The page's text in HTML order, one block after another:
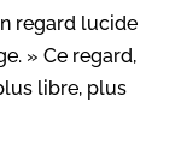
regard lucide
» Ce regard,
libre, plus